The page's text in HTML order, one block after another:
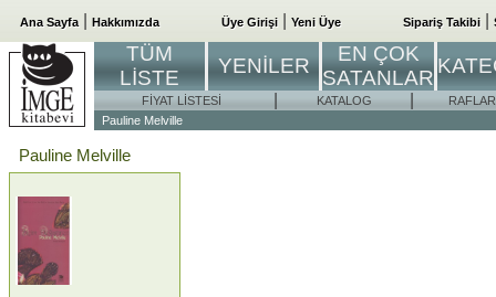
Ana Sayfa Hakkımızda Üye Girişi Yeni Üye Sipariş Takibi
TÜM
LİSTE
YENİLER
EN ÇOK
SATANLAR
FİYAT LİSTESİ KATALOG
RAFLAR
Pauline Melville
Pauline Melville